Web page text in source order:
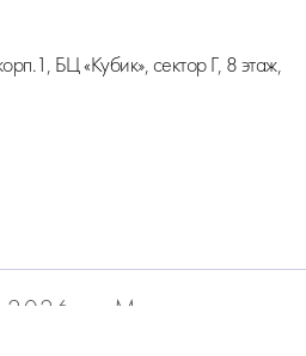
БЦ «Кубик», сектор Г, 8 этаж,
г. Москва